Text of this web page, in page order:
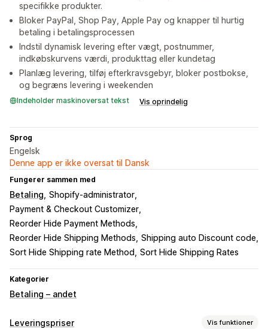
specifikke produkter.
Bloker PayPal, Shop Pay, Apple Pay og knapper til hurtig
betaling i betalingsprocessen
Indstil dynamisk levering efter vægt, postnummer,
indkøbskurvens værdi, produkttag eller kundetag
Planlæg levering, tilføj efterkravsgebyr, bloker postbokse,
og begræns levering i weekenden
Indeholder maskinoversat tekst Vis oprindelig
Sprog
Engelsk
Denne app er ikke oversat til Dansk
Fungerer sammen med
Betaling Shopify-administrator
Payment & Checkout Customizer
Reorder Hide Payment Methods
Reorder Hide Shipping Methods Shipping auto Discount code
Sort Hide Shipping rate Method
Sort Hide Shipping Rates
Kategorier
Betaling – andet
Leveringspriser Vis funktioner